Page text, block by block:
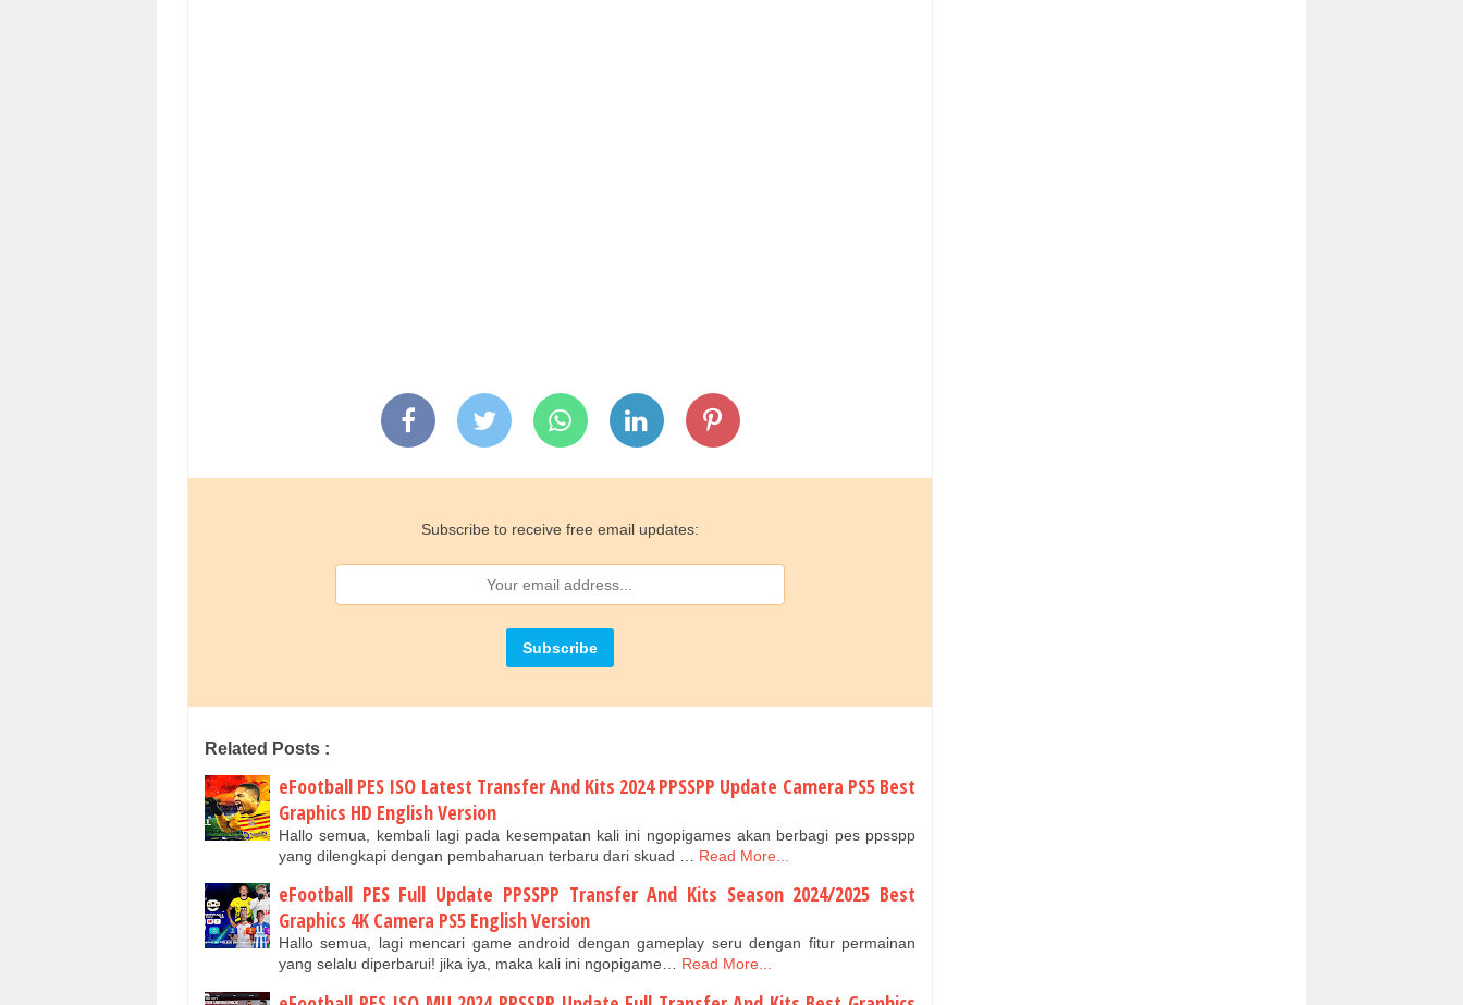
Subscribe to receive free email updates:
Related Posts :
eFootball PES ISO Latest Transfer And Kits 2024 PPSSPP Update Camera PS5 Best
Graphics HD English Version
Hallo semua, kembali lagi pada kesempatan kali ini ngopigames akan berbagi pes ppsspp
yang dilengkapi dengan pembaharuan terbaru dari skuad …
Read More...
eFootball PES Full Update PPSSPP Transfer And Kits Season 2024/2025 Best
Graphics 4K Camera PS5 English Version
Hallo semua, lagi mencari game android dengan gameplay seru dengan fitur permainan
yang selalu diperbarui! jika iya, maka kali ini ngopigame… Read More...